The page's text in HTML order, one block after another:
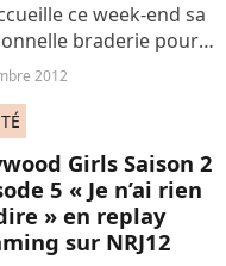
ce week-end sa
braderie pour
grand bonheur des
amateurs et des
professionnels.
de Martine Aubry
environ...
2012
Girls Saison 2
5 « Je n’ai rien
» en replay
sur NRJ12